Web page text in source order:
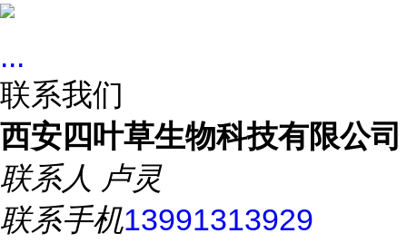
...
联系我们
西安四叶草生物科技有限公司
联系人 卢灵
联系手机13991313929